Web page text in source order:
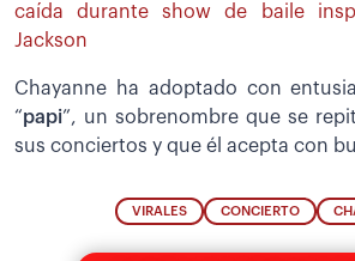
caída durante show de baile
Jackson
Chayanne ha adoptado con
“papi”, un sobrenombre que se
sus conciertos y que él acepta con
VIRALES CONCIERTO